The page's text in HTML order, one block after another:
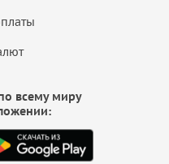
всему миру